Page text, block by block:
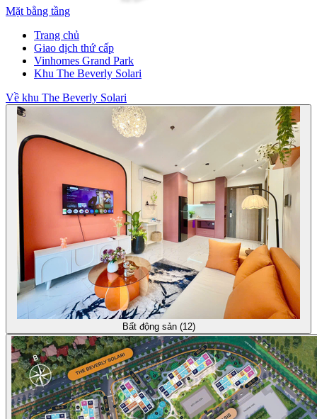
Mặt bằng tầng
Trang chủ
Giao dịch thứ cấp
Vinhomes Grand Park
Khu The Beverly Solari
Về khu The Beverly Solari
Bất động sản (12)